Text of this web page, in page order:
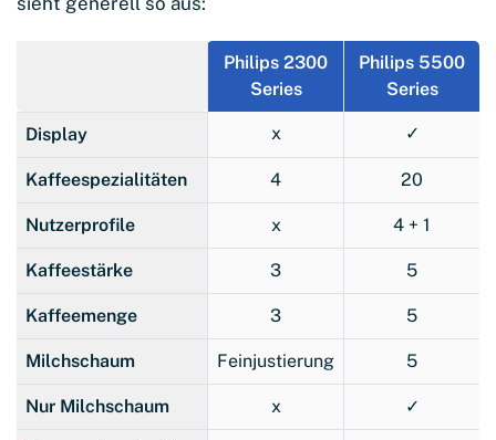
Philips 2300
Series
Philips 5500
Series
Display x ✓
Kaffeespezialitäten 4 20
Nutzerprofile x 4 + 1
Kaffeestärke 3 5
Kaffeemenge 3 5
Milchschaum Feinjustierung 5
Nur Milchschaum x ✓